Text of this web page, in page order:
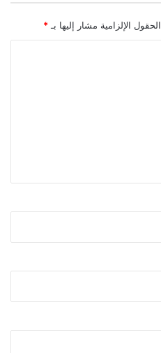
الحقول الإلزامية مشار إليها بـ *